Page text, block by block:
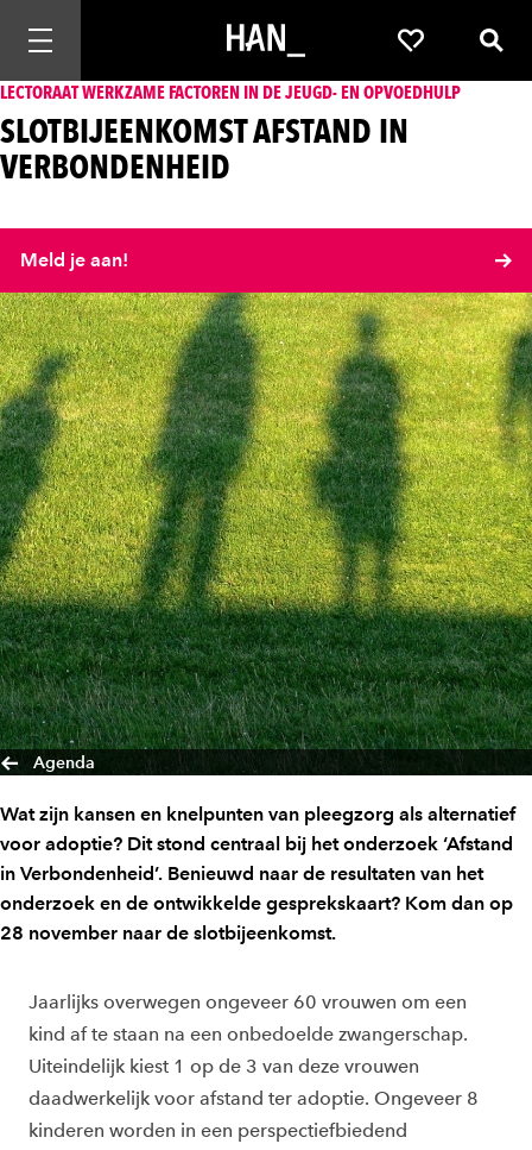
Mobiele navigatie openen Favorieten
LECTORAAT WERKZAME FACTOREN IN DE JEUGD- EN OPVOEDHULP
SLOTBIJEENKOMST AFSTAND IN
VERBONDENHEID
Meld je aan!
Agenda
Wat zijn kansen en knelpunten van pleegzorg als alternatief
voor adoptie? Dit stond centraal bij het onderzoek ‘Afstand
in Verbondenheid’. Benieuwd naar de resultaten van het
onderzoek en de ontwikkelde gesprekskaart? Kom dan op
28 november naar de slotbijeenkomst.
Jaarlijks overwegen ongeveer 60 vrouwen om een
kind af te staan na een onbedoelde zwangerschap.
Uiteindelijk kiest 1 op de 3 van deze vrouwen
daadwerkelijk voor afstand ter adoptie. Ongeveer 8
kinderen worden in een perspectiefbiedend